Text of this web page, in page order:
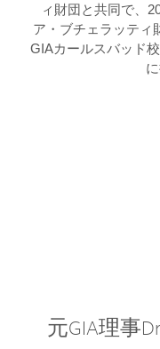
ィ財団と共同で、
ア・ブチェラッティ
GIAカールスバッド
元GIA理事